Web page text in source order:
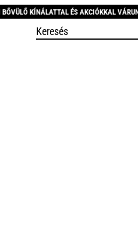
AKCIÓKKAL VÁRUNK! ***